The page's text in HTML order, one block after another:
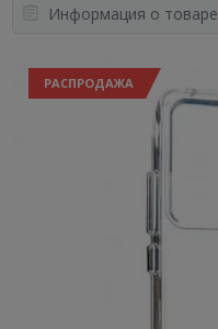
Информация о товаре
РАСПРОДАЖА